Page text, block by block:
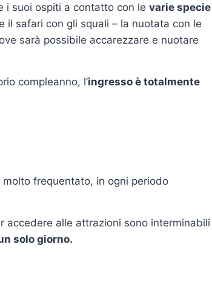
i suoi ospiti a contatto con le varie specie
il safari con gli squali – la nuotata con le
sarà possibile accarezzare e nuotare
compleanno, l’ingresso è totalmente
frequentato, in ogni periodo
accedere alle attrazioni sono interminabili
solo giorno.